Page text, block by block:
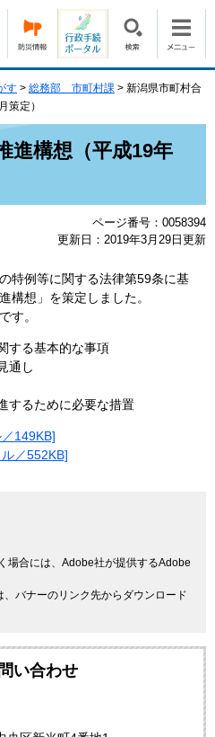
す > 総務部 市町村課 > 新潟県市町村合
策定）
進構想（平成19年
ページ番号：0058394
更新日：2019年3月29日更新
特例等に関する法律第59条に基
構想」を策定しました。
す。
する基本的な事項
通し
するために必要な措置
149KB]
／552KB]
場合には、Adobe社が提供するAdobe
バナーのリンク先からダウンロード
い合わせ